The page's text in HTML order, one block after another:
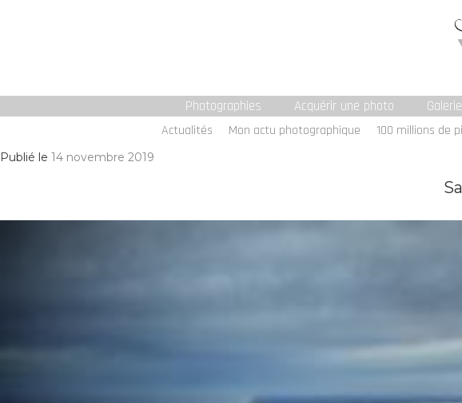
Photographies Acquérir une photo
Actualités Mon actu photographique 100 millions de
Publié le 14 novembre 2019